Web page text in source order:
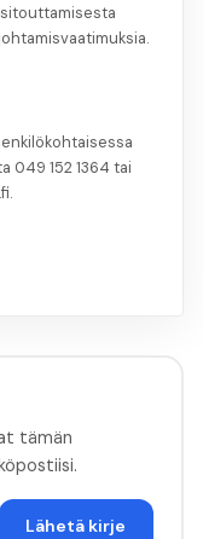
049 152 1364 tai
tämän
Lähetä kirje